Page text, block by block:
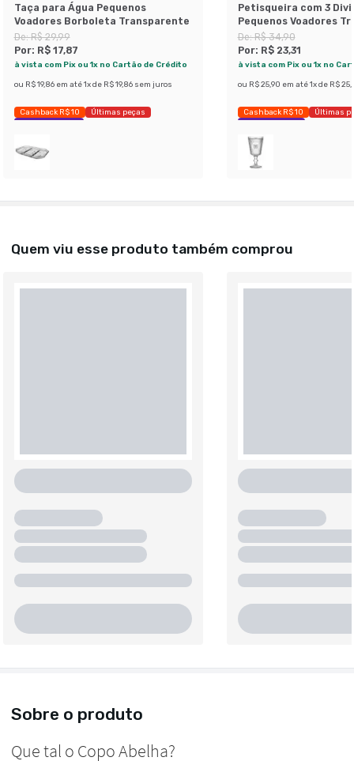
Taça para Água Pequenos
Voadores Borboleta Transparente
De:R$ 29,99
Por: R$ 17,87
à vista com Pix ou 1x no Cartão de Crédito
ou R$ 19,86 em até 1x de R$ 19,86 sem juros
Cashback R$ 10
Últimas peças
Economize 40%
Petisqueira com 3
Pequenos Voadores
De:R$ 34,90
Por: R$ 23,31
à vista com Pix ou 1x no
ou R$ 25,90 em até 1x de R$
Cashback R$ 10
Últimas
Economize 33%
Quem viu esse produto também comprou
Sobre o produto